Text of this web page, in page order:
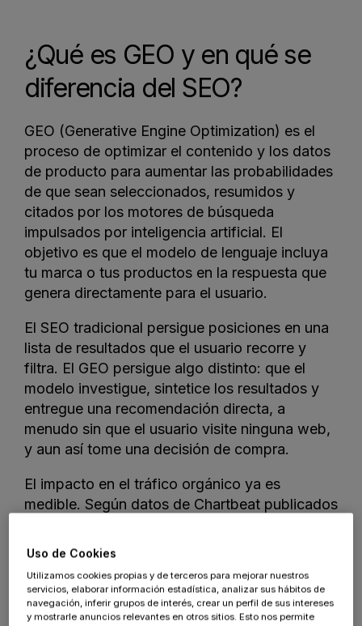
¿Qué es GEO y en qué se
diferencia del SEO?
GEO (Generative Engine Optimization) es el
proceso de optimizar el contenido y los datos
de producto para aumentar las probabilidades
de que sean seleccionados, resumidos y
citados por los motores de búsqueda
impulsados por inteligencia artificial. El
objetivo es que el modelo de lenguaje incluya
tu marca o tus productos en la respuesta que
genera directamente para el usuario.
El SEO tradicional persigue posiciones en una
lista de resultados que el usuario recorre y
filtra. El GEO persigue algo distinto: que el
modelo investigue, sintetice los resultados y
entregue una recomendación directa, a
menudo sin que el usuario visite ninguna web,
y aun así tome una decisión de compra.
El impacto en el tráfico orgánico ya es
medible. Según datos de Chartbeat publicados
Media, and Technology Trends and
sitios, el tráfico de Google hacia editores cayó
un 33% a nivel global y un 38% en Estados
Uso de Cookies
Utilizamos cookies propias y de terceros para mejorar nuestros
servicios, elaborar información estadística, analizar sus hábitos de
navegación, inferir grupos de interés, crear un perfil de sus intereses
y mostrarle anuncios relevantes en otros sitios. Esto nos permite